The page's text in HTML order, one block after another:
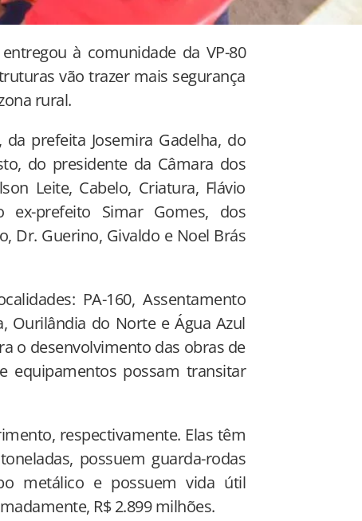
à comunidade da VP-80
vão trazer mais segurança
rural.
prefeita Josemira Gadelha, do
do presidente da Câmara dos
Leite, Cabelo, Criatura, Flávio
ex-prefeito Simar Gomes, dos
Dr. Guerino, Givaldo e Noel Brás
PA-160, Assentamento
Ourilândia do Norte e Água Azul
o desenvolvimento das obras de
equipamentos possam transitar
respectivamente. Elas têm
possuem guarda-rodas
metálico e possuem vida útil
R$ 2.899 milhões.